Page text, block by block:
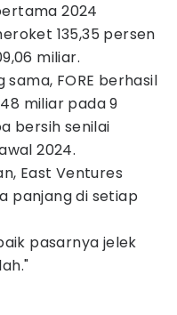
2024
135,35 persen
miliar.
FORE berhasil
miliar pada 9
bersih senilai
2024.
East Ventures
panjang di setiap
pasarnya jelek